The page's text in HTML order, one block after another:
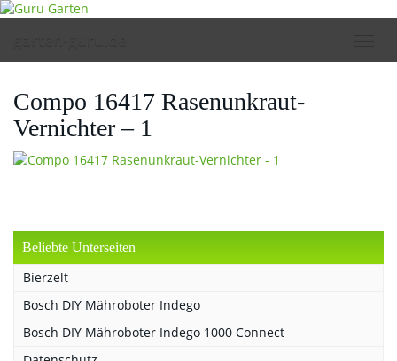
Skip
content
Compo 16417 Rasenunkraut-
Vernichter – 1
Beliebte Unterseiten
Bierzelt
Bosch DIY Mähroboter Indego
Bosch DIY Mähroboter Indego 1000 Connect